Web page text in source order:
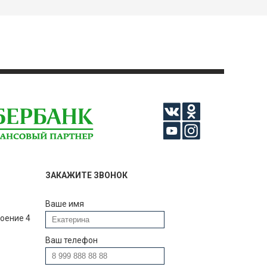
4
ЗАКАЖИТЕ ЗВОНОК
Ваше имя
Ваш телефон